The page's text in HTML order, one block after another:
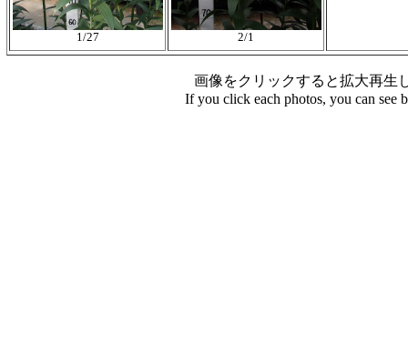
1/27 2/1
画像をクリックすると拡大再生
If you click each photos, you can see